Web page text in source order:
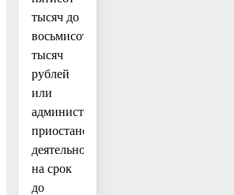
тысяч до
восьмисот
тысяч
рублей
или
административное
приостановление
деятельности
на срок
до